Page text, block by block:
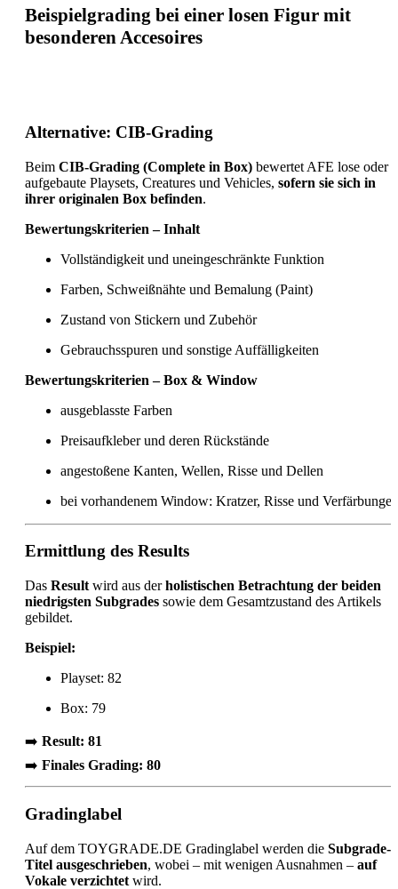
Beispielgrading bei einer losen Figur mit
besonderen Accesoires
Alternative: CIB-Grading
Beim CIB-Grading (Complete in Box) bewertet AFE lose oder
aufgebaute Playsets, Creatures und Vehicles, sofern sie sich in
ihrer originalen Box befinden.
Bewertungskriterien – Inhalt
Vollständigkeit und uneingeschränkte Funktion
Farben, Schweißnähte und Bemalung (Paint)
Zustand von Stickern und Zubehör
Gebrauchsspuren und sonstige Auffälligkeiten
Bewertungskriterien – Box & Window
ausgeblasste Farben
Preisaufkleber und deren Rückstände
angestoßene Kanten, Wellen, Risse und Dellen
bei vorhandenem Window: Kratzer, Risse und Verfärbungen
Ermittlung des Results
Das Result wird aus derholistischen Betrachtung der beiden
niedrigsten Subgrades sowie dem Gesamtzustand des Artikels
gebildet.
Beispiel:
Playset: 82
Box: 79
➡️ Result: 81
➡️ Finales Grading: 80
Gradinglabel
Auf dem TOYGRADE.DE Gradinglabel werden die Subgrade-
Titel ausgeschrieben, wobei – mit wenigen Ausnahmen – auf
Vokale verzichtet wird.